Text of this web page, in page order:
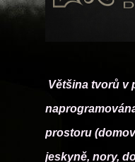
Většina tvorů v
prostoru
jeskyně, nory,